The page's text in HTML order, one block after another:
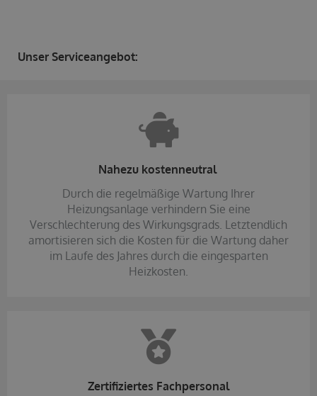
Unser Serviceangebot:
Nahezu kostenneutral
Durch die regelmäßige Wartung Ihrer
Heizungsanlage verhindern Sie eine
Verschlechterung des Wirkungsgrads. Letztendlich
amortisieren sich die Kosten für die Wartung daher
im Laufe des Jahres durch die eingesparten
Heizkosten.
Zertifiziertes Fachpersonal